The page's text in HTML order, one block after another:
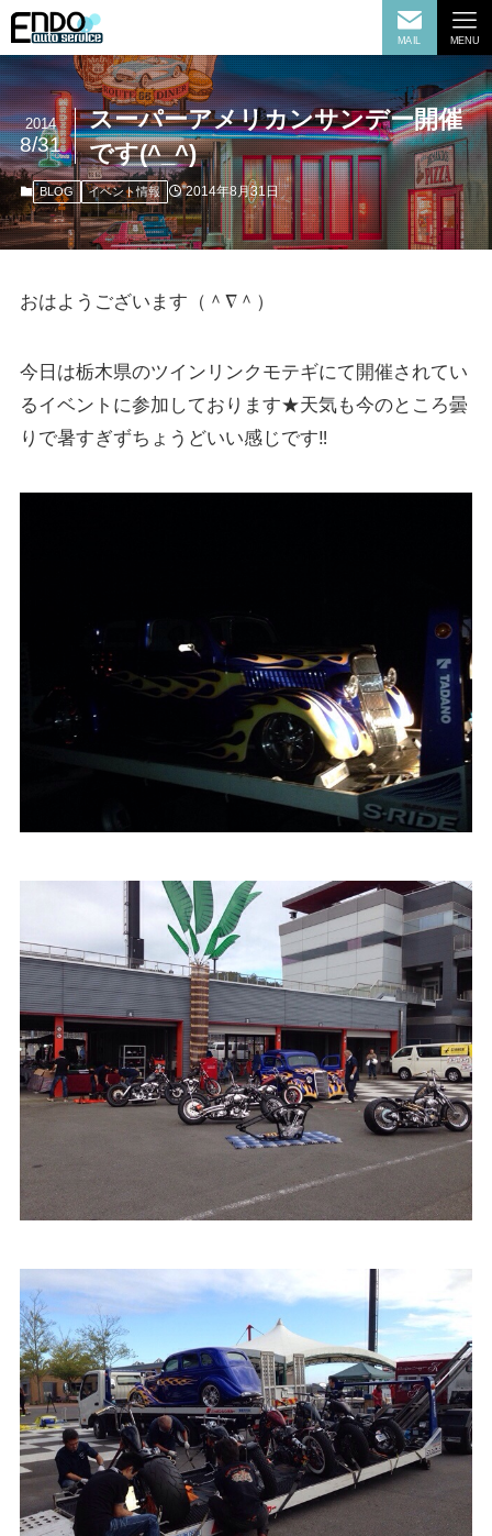
MAIL MENU
スーパーアメリカンサンデー開催
です(^_^)
2014
8/31
BLOG イベント情報 2014年8月31日
おはようございます（＾∇＾）
今日は栃木県のツインリンクモテギにて開催されてい
るイベントに参加しております★天気も今のところ曇
りで暑すぎずちょうどいい感じです‼︎